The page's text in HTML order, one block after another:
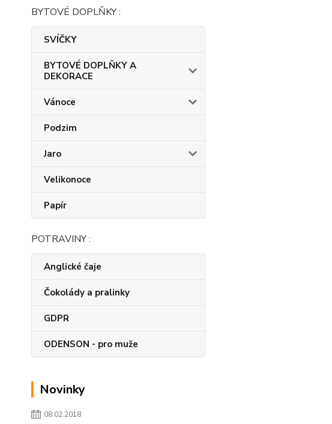
BYTOVÉ DOPLŇKY :
SVÍČKY
BYTOVÉ DOPLŇKY A
DEKORACE
Vánoce
Podzim
Jaro
Velikonoce
Papír
POTRAVINY :
Anglické čaje
Čokolády a pralinky
GDPR
ODENSON - pro muže
Novinky
08.02.2018